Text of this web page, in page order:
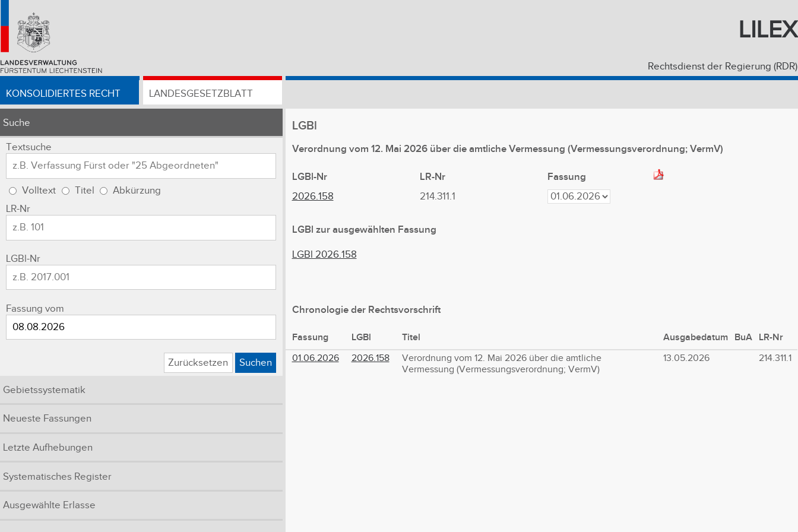
LILEX
Rechtsdienst der Regierung (RDR)
KONSOLIDIERTES RECHT LANDESGESETZBLATT
Suche
Textsuche
Volltext Titel
Abkürzung
LR-Nr
LGBl-Nr
Fassung vom
Zurücksetzen Suchen
Gebietssystematik
Neueste Fassungen
Letzte Aufhebungen
Systematisches Register
Ausgewählte Erlasse
LGBl
Verordnung vom 12. Mai 2026 über die amtliche Vermessung (Vermessungsverordnung; VermV)
LGBl-Nr LR-Nr
Fassung
2026.158
214.311.1
LGBl zur ausgewählten Fassung
LGBl 2026.158
Chronologie der Rechtsvorschrift
Fassung LGBl Titel Ausgabedatum BuA
LR-Nr
01.06.2026
2026.158
Verordnung vom 12. Mai 2026 über die amtliche
Vermessung (Vermessungsverordnung; VermV)
13.05.2026 214.311.1